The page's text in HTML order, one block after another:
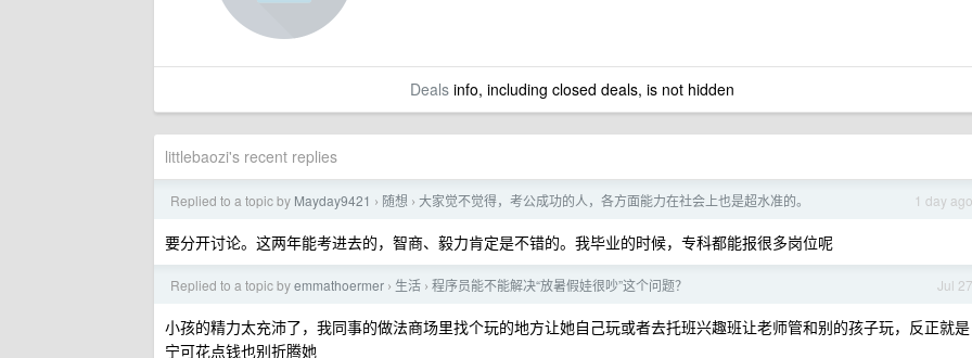
Dealsinfo, including closed deals, is not hidden
littlebaozi's recent replies
1 day ago
Replied to a topic by Mayday9421 › 随想 › 大家觉不觉得，考公成功的人，各方面能力在社会上也是超水准的。
要分开讨论。这两年能考进去的，智商、毅力肯定是不错的。我毕业的时候，专科都能报很多岗位呢
Jul 27
Replied to a topic byemmathoermer › 生活 › 程序员能不能解决“放暑假娃很吵”这个问题？
小孩的精力太充沛了，我同事的做法商场里找个玩的地方让她自己玩或者去托班兴趣班让老师管和别的孩子玩，反正就是
宁可花点钱也别折腾她